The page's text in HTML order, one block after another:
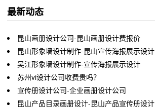
最新动态
昆山画册设计公司-昆山画册设计费报价
昆山形象墙设计制作-昆山宣传海报展示设计
吴江形象墙设计制作-宣传海报展示设计
​苏州vi设计公司收费贵吗？
宣传册设计公司-企业画册设计公司
昆山产品目录画册设计-昆山产品宣传册设计